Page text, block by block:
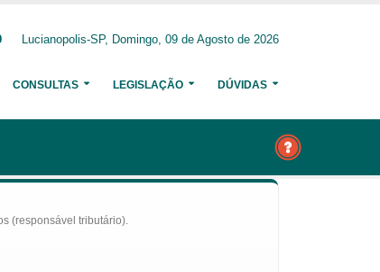
Lucianopolis-SP, Domingo, 09 de Agosto de 2026
CONSULTAS LEGISLAÇÃO DÚVIDAS
(responsável tributário).